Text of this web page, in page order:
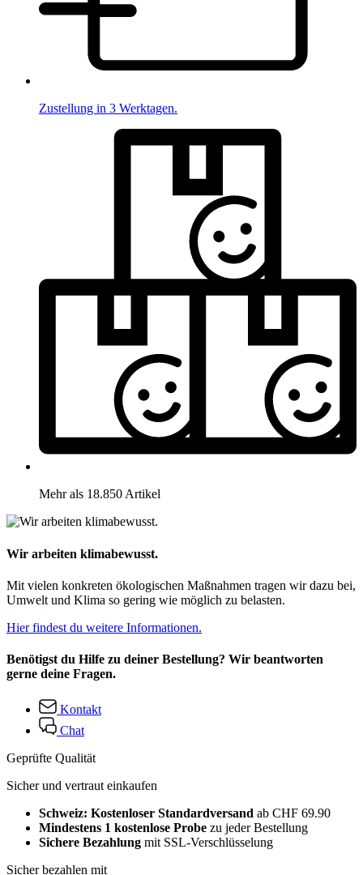
Zustellung in 3 Werktagen.
Mehr als 18.850 Artikel
Wir arbeiten klimabewusst.
Mit vielen konkreten ökologischen Maßnahmen tragen wir dazu bei,
Umwelt und Klima so gering wie möglich zu belasten.
Hier findest du weitere Informationen.
Benötigst du Hilfe zu deiner Bestellung? Wir beantworten
gerne deine Fragen.
Kontakt
Chat
Geprüfte Qualität
Sicher und vertraut einkaufen
Schweiz: Kostenloser Standardversand ab CHF 69.90
Mindestens 1 kostenlose Probe zu jeder Bestellung
Sichere Bezahlung mit SSL-Verschlüsselung
Sicher bezahlen mit